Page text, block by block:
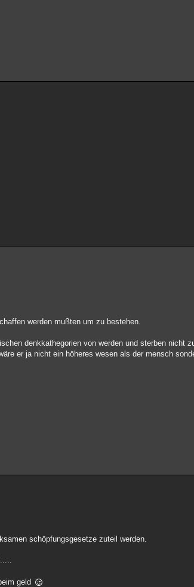
werden mußten um zu bestehen.
denkkathegorien von werden und sterben nicht
er ja nicht ein höheres wesen als der mensch
schöpfungsgesetze zuteil werden.
geld